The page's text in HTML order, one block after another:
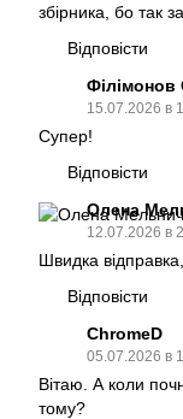
збірника, бо так
Відповісти
Філімонов
15.07.2026 в
Супер!
Відповісти
Олена
12.07.2026 в
Швидка
Відповісти
ChromeD
05.07.2026 в
Вітаю. А коли
тому?